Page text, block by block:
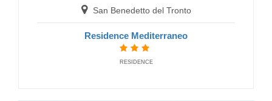
San Benedetto del Tronto
Residence Mediterraneo
RESIDENCE